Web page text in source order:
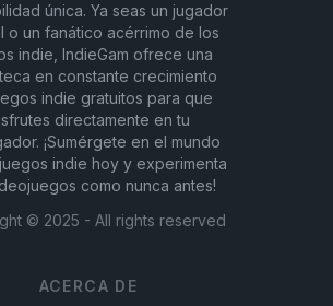
única. Ya seas un jugador
o un fanático acérrimo de los
indie, IndieGam ofrece una
en constante crecimiento
indie gratuitos para que
directamente en tu
¡Sumérgete en el mundo
indie hoy y experimenta
como nunca antes!
© 2025 - All rights reserved
ACERCA DE